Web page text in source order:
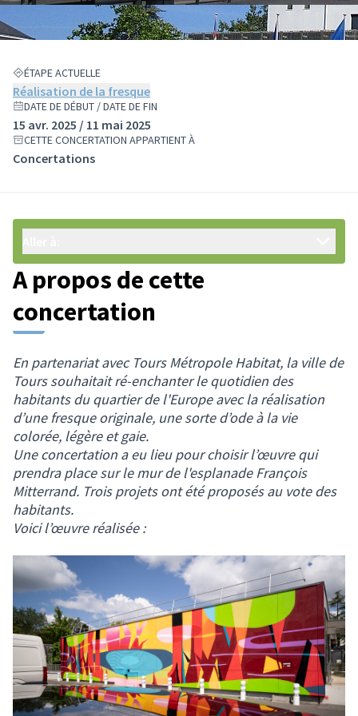
ÉTAPE ACTUELLE
Réalisation de la fresque
DATE DE DÉBUT / DATE DE FIN
15 avr. 2025 / 11 mai 2025
CETTE CONCERTATION APPARTIENT À
Concertations
A propos de cette
concertation
En partenariat avec Tours Métropole Habitat, la ville de
Tours souhaitait ré-enchanter le quotidien des
habitants du quartier de l'Europe avec la réalisation
d’une fresque originale, une sorte d’ode à la vie
colorée, légère et gaie.
Une concertation a eu lieu pour choisir l’œuvre qui
prendra place sur le mur de l'esplanade François
Mitterrand. Trois projets ont été proposés au vote des
habitants.
Voici l’œuvre réalisée :